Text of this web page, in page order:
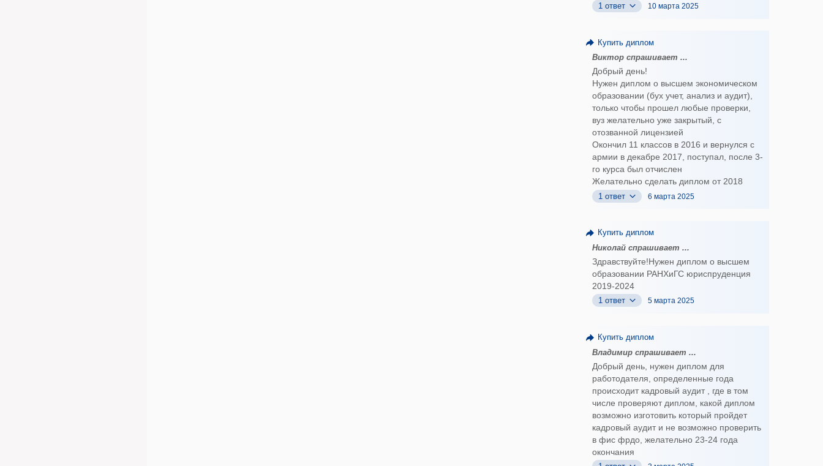
1 ответ 10 марта 2025
Купить диплом
Виктор спрашивает ...
Добрый день!
Нужен диплом о высшем экономическом
образовании (бух учет, анализ и аудит),
только чтобы прошел любые проверки,
вуз желательно уже закрытый, с
отозванной лицензией
Окончил 11 классов в 2016 и вернулся с
армии в декабре 2017, поступал, после 3-
го курса был отчислен
Желательно сделать диплом от 2018
1 ответ 6 марта 2025
Купить диплом
Николай спрашивает ...
Здравствуйте!Нужен диплом о высшем
образовании РАНХиГС юриспруденция
2019-2024
1 ответ 5 марта 2025
Купить диплом
Владимир спрашивает ...
Добрый день, нужен диплом для
работодателя, определенные года
происходит кадровый аудит , где в том
числе проверяют диплом, какой диплом
возможно изготовить который пройдет
кадровый аудит и не возможно проверить
в фис фрдо, желательно 23-24 года
окончания